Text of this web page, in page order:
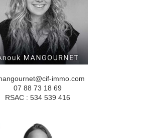
immo.com
07 88 73 18 69
RSAC : 534 539 416